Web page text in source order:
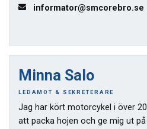
informator@smcorebro.se
Minna Salo
LEDAMOT & SEKRETERARE
Jag har kört motorcykel i över
att packa hojen och ge mig ut på